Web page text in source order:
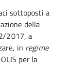
sottoposti a
della
2017, a
in regime
per la